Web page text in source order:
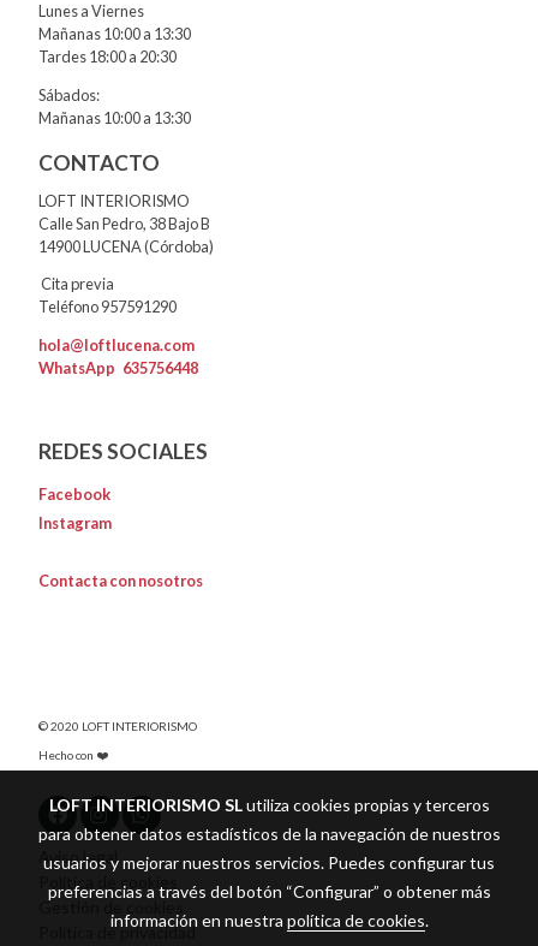
Lunes a Viernes
Mañanas 10:00 a 13:30
Tardes 18:00 a 20:30
Sábados:
Mañanas 10:00 a 13:30
CONTACTO
LOFT INTERIORISMO
Calle San Pedro, 38 Bajo B
14900 LUCENA (Córdoba)
Cita previa
Teléfono 957591290
hola@loftlucena.com
WhatsApp 635756448
REDES SOCIALES
Facebook
Instagram
Contacta con nosotros
© 2020 LOFT INTERIORISMO
Hecho con ❤️
Aviso legal
Política de cookies
Gestión de cookies
Política de privacidad
LOFT INTERIORISMO SLutiliza cookies propias y terceros
para obtener datos estadísticos de la navegación de nuestros
usuarios y mejorar nuestros servicios. Puedes configurar tus
preferencias a través del botón “Configurar” o obtener más
información en nuestra política de cookies.